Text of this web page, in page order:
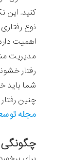
کنید. این
نوع
اهمیت
مدیریت
رفتار
شما باید
چنین
مجله
چگونگی